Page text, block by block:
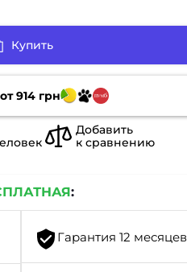
Купить
914 грн
Добавить
к сравнению
:
Гарантия 12 месяцев